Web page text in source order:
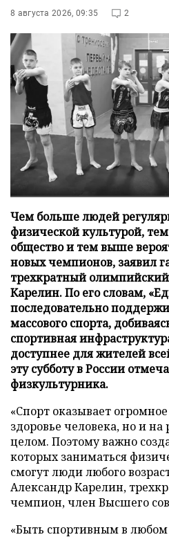
8 августа 2026, 09:35 2
Чем больше людей
физической культурой,
общество и тем выше
новых чемпионов, заявил
трехкратный
Карелин. По его словам,
последовательно
массового спорта,
спортивная
доступнее для жителей
эту субботу в России
физкультурника.
«Спорт оказывает
здоровье человека, но и на
целом. Поэтому важно
которых заниматься
смогут люди любого
Александр Карелин,
чемпион, член Высшего
«Быть спортивным в любом